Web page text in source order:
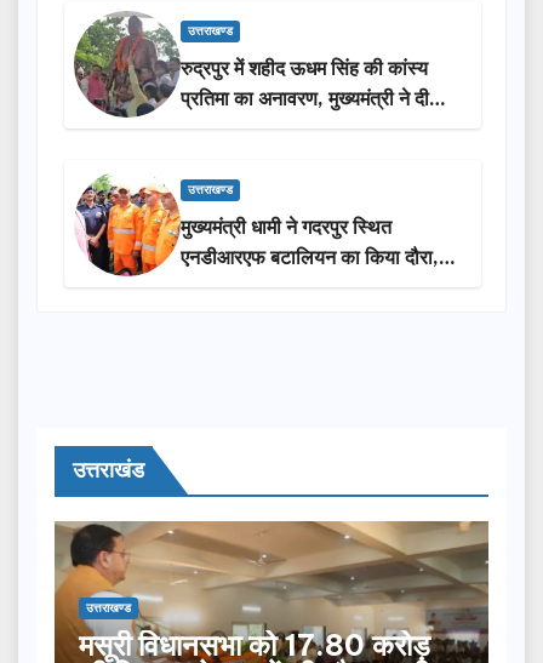
उत्तराखण्ड
रुद्रपुर में शहीद ऊधम सिंह की कांस्य
प्रतिमा का अनावरण, मुख्यमंत्री ने दी
₹3.85 करोड़ की विकास परियोजनाओं
उत्तराखण्ड
मुख्यमंत्री धामी ने गदरपुर स्थित
एनडीआरएफ बटालियन का किया दौरा,
आपदा प्रबंधन तैयारियों का लिया जायजा
उत्तराखंड
उत्तराखण्ड
मसूरी विधानसभा को 17.80 करोड़